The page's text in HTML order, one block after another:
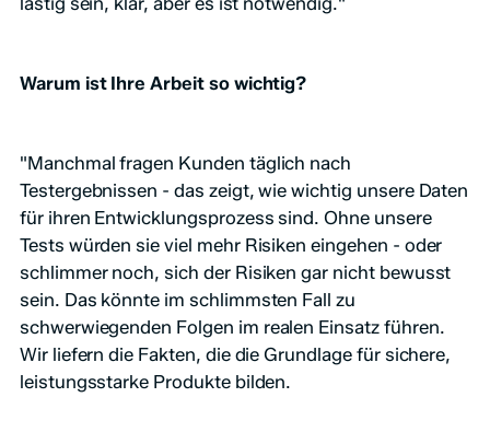
Warum ist Ihre Arbeit so wichtig?
"Manchmal fragen Kunden täglich nach
Testergebnissen - das zeigt, wie wichtig unsere Daten
für ihren Entwicklungsprozess sind. Ohne unsere
Tests würden sie viel mehr Risiken eingehen - oder
schlimmer noch, sich der Risiken gar nicht bewusst
sein. Das könnte im schlimmsten Fall zu
schwerwiegenden Folgen im realen Einsatz führen.
Wir liefern die Fakten, die die Grundlage für sichere,
leistungsstarke Produkte bilden.